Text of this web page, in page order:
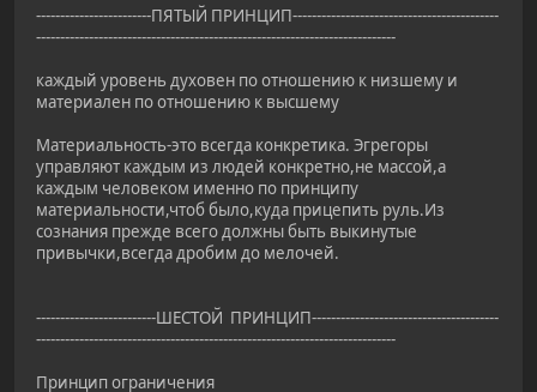
------------------------ПЯТЫЙ ПРИНЦИП-------------------------------------------
---------------------------------------------------------------------------
каждый уровень духовен по отношению к низшему и
материален по отношению к высшему
Материальность-это всегда конкретика. Эгрегоры
управляют каждым из людей конкретно,не массой,а
каждым человеком именно по принципу
материальности,чтоб было,куда прицепить руль.Из
сознания прежде всего должны быть выкинутые
привычки,всегда дробим до мелочей.
-------------------------ШЕСТОЙ ПРИНЦИП---------------------------------------
---------------------------------------------------------------------------
Принцип ограничения